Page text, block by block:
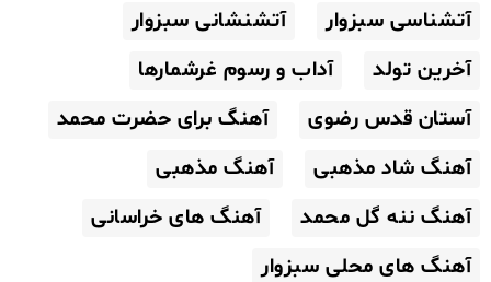
آتشناسی سبزوار
آتشنشانی سبزوار
آخرین تولد
آداب و رسوم غرشمارها
آستان قدس رضوی
آهنگ برای حضرت محمد
آهنگ شاد مذهبی
آهنگ مذهبی
آهنگ ننه گل محمد
آهنگ های خراسانی
آهنگ های محلی سبزوار